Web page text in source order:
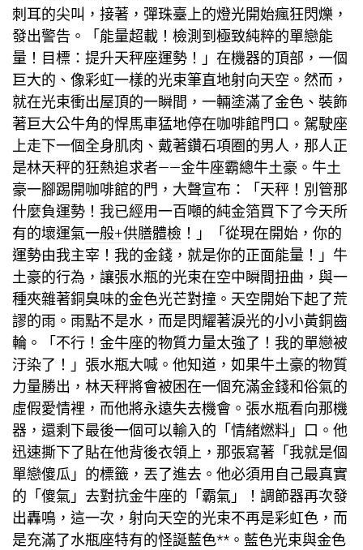
刺耳的尖叫，接著，彈珠臺上的燈光開始瘋狂閃爍，
發出警告。「能量超載！檢測到極致純粹的單戀能
量！目標：提升天秤座運勢！」在機器的頂部，一個
巨大的、像彩虹一樣的光束筆直地射向天空。然而，
就在光束衝出屋頂的一瞬間，一輛塗滿了金色、裝飾
著巨大公牛角的悍馬車猛地停在咖啡館門口。駕駛座
上走下一個全身肌肉、戴著鑽石項圈的男人，那人正
是林天秤的狂熱追求者——金牛座霸總牛土豪。牛土
豪一腳踢開咖啡館的門，大聲宣布：「天秤！別管那
什麼負運勢！我已經用一百噸的純金箔買下了今天所
有的壞運氣一般+供膳體檢 ！」「從現在開始，你的
運勢由我主宰！我的金錢，就是你的正面能量！」牛
土豪的行為，讓張水瓶的光束在空中瞬間扭曲，與一
種夾雜著銅臭味的金色光芒對撞。天空開始下起了荒
謬的雨。雨點不是水，而是閃耀著淚光的小小黃銅齒
輪。「不行！金牛座的物質力量太強了！我的單戀被
汙染了！」張水瓶大喊。他知道，如果牛土豪的物質
力量勝出，林天秤將會被困在一個充滿金錢和俗氣的
虛假愛情裡，而他將永遠失去機會。張水瓶看向那機
器，還剩下最後一個可以輸入的「情緒燃料」口。他
迅速撕下了貼在他背後衣領上，那張寫著「我就是個
單戀傻瓜」的標籤，丟了進去。他必須用自己最真實
的「傻氣」去對抗金牛座的「霸氣」！調節器再次發
出轟鳴，這一次，射向天空的光束不再是彩虹色，而
是充滿了水瓶座特有的怪誕藍色**。藍色光束與金色